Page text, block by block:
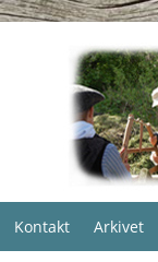
Kontakt Arkivet